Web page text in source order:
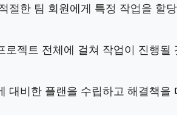
절한 팀 회원에게 특정 작업을 할당
젝트 전체에 걸쳐 작업이 진행될
대비한 플랜을 수립하고 해결책을